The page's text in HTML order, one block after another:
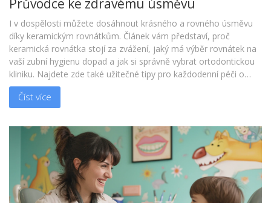
Průvodce ke zdravému úsměvu
I v dospělosti můžete dosáhnout krásného a rovného úsměvu
díky keramickým rovnátkům. Článek vám představí, proč
keramická rovnátka stojí za zvážení, jaký má výběr rovnátek na
vaší zubní hygienu dopad a jak si správně vybrat ortodontickou
kliniku. Najdete zde také užitečné tipy pro každodenní péči o
rovnátka a zajímavosti, které možná neznáte o keramických
rovnátkách.
Číst více